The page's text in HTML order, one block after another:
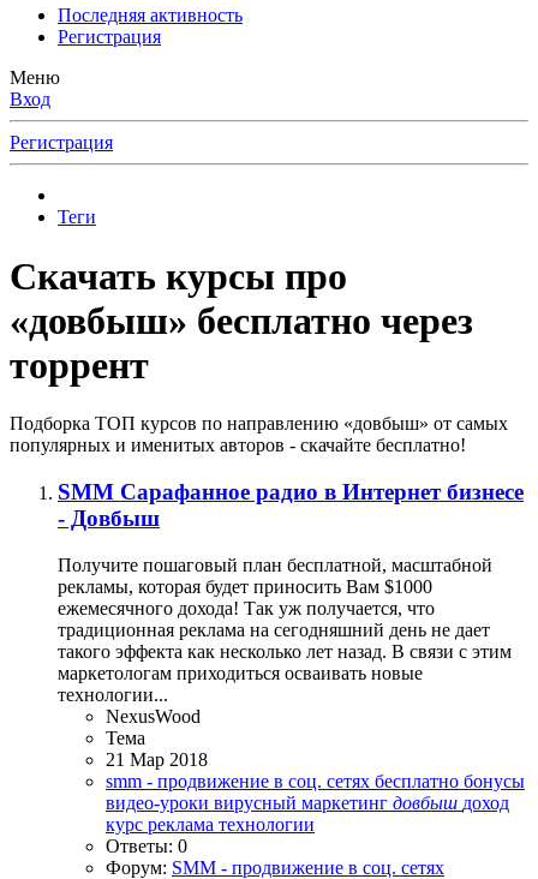
Последняя активность
Регистрация
Меню
Вход
Регистрация
Теги
Скачать курсы про
«довбыш» бесплатно через
торрент
Подборка ТОП курсов по направлению «довбыш» от самых
популярных и именитых авторов - скачайте бесплатно!
SMM Сарафанное радио в Интернет бизнесе
- Довбыш
Получите пошаговый план бесплатной, масштабной
рекламы, которая будет приносить Вам $1000
ежемесячного дохода! Так уж получается, что
традиционная реклама на сегодняшний день не дает
такого эффекта как несколько лет назад. В связи с этим
маркетологам приходиться осваивать новые
технологии...
NexusWood
Тема
21 Мар 2018
smm - продвижение в соц. сетях бесплатно бонусы
видео-уроки вирусный маркетинг довбыш доход
курс реклама технологии
Ответы: 0
Форум: SMM - продвижение в соц. сетях